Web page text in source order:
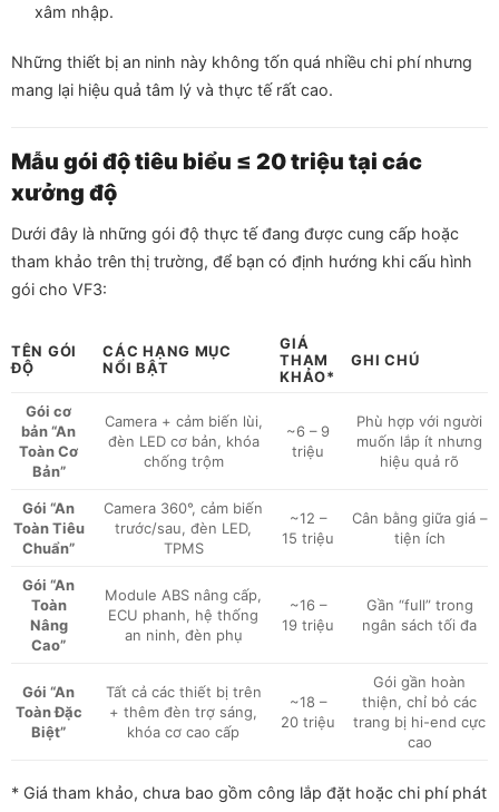
xâm nhập.
Những thiết bị an ninh này không tốn quá nhiều chi phí nhưng
mang lại hiệu quả tâm lý và thực tế rất cao.
Mẫu gói độ tiêu biểu ≤ 20 triệu tại các
xưởng độ
Dưới đây là những gói độ thực tế đang được cung cấp hoặc
tham khảo trên thị trường, để bạn có định hướng khi cấu hình
gói cho VF3:
TÊN GÓI
ĐỘ
CÁC HẠNG MỤC
NỔI BẬT
GIÁ
THAM
KHẢO*
GHI CHÚ
Gói cơ
bản “An
Toàn Cơ
Bản”
Camera + cảm biến lùi,
đèn LED cơ bản, khóa
chống trộm
~6 – 9
triệu
Phù hợp với người
muốn lắp ít nhưng
hiệu quả rõ
Gói “An
Toàn Tiêu
Chuẩn”
Camera 360°, cảm biến
trước/sau, đèn LED,
TPMS
~12 –
15 triệu
Cân bằng giữa giá –
tiện ích
Gói “An
Toàn
Nâng
Cao”
Module ABS nâng cấp,
ECU phanh, hệ thống
an ninh, đèn phụ
~16 –
19 triệu
Gần “full” trong
ngân sách tối đa
Gói “An
Toàn Đặc
Biệt”
Tất cả các thiết bị trên
+ thêm đèn trợ sáng,
khóa cơ cao cấp
~18 –
20 triệu
Gói gần hoàn
thiện, chỉ bỏ các
trang bị hi-end cực
cao
* Giá tham khảo, chưa bao gồm công lắp đặt hoặc chi phí phát